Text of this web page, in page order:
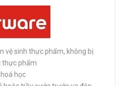
vệ sinh thực phẩm, không bị
thực phẩm
học